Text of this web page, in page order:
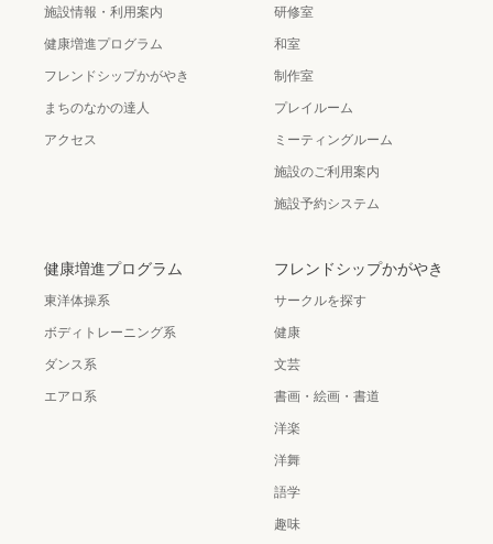
施設情報・利用案内
健康増進プログラム
フレンドシップかがやき
まちのなかの達人
アクセス
研修室
和室
制作室
プレイルーム
ミーティングルーム
施設のご利用案内
施設予約システム
健康増進プログラム
東洋体操系
ボディトレーニング系
ダンス系
エアロ系
フレンドシップかがやき
サークルを探す
健康
文芸
書画・絵画・書道
洋楽
洋舞
語学
趣味